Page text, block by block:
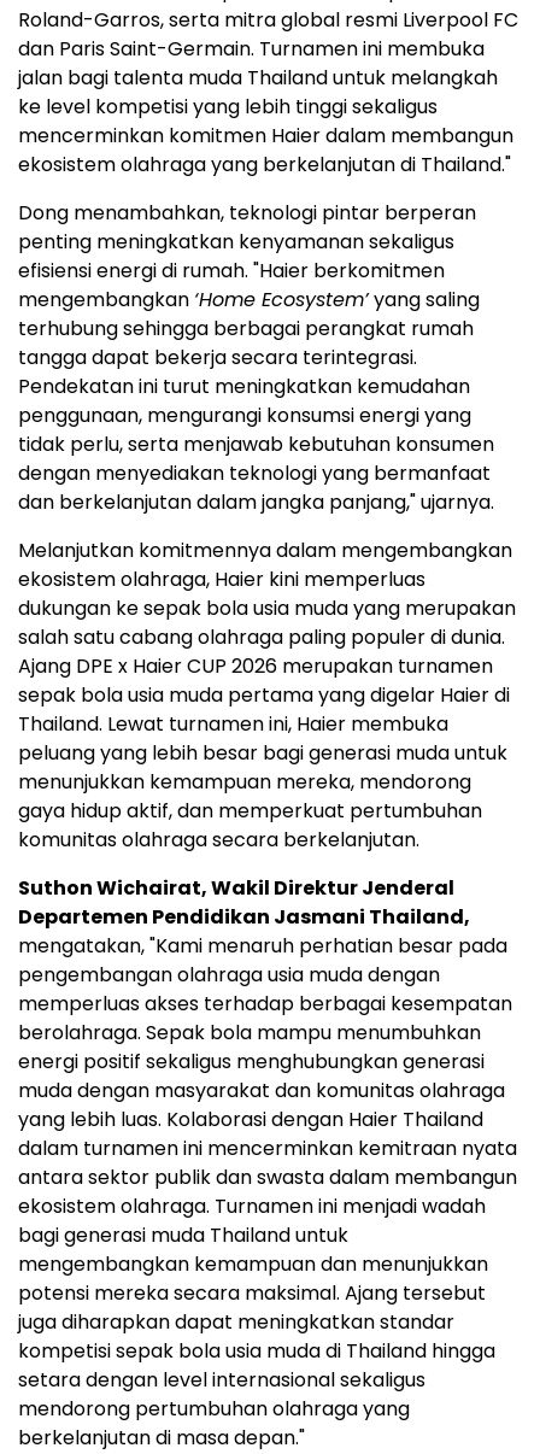
Roland-Garros, serta mitra global resmi Liverpool FC
dan Paris Saint-Germain. Turnamen ini membuka
jalan bagi talenta muda Thailand untuk melangkah
ke level kompetisi yang lebih tinggi sekaligus
mencerminkan komitmen Haier dalam membangun
ekosistem olahraga yang berkelanjutan di Thailand."
Dong menambahkan, teknologi pintar berperan
penting meningkatkan kenyamanan sekaligus
efisiensi energi di rumah. "Haier berkomitmen
mengembangkan ‘Home Ecosystem’yang saling
terhubung sehingga berbagai perangkat rumah
tangga dapat bekerja secara terintegrasi.
Pendekatan ini turut meningkatkan kemudahan
penggunaan, mengurangi konsumsi energi yang
tidak perlu, serta menjawab kebutuhan konsumen
dengan menyediakan teknologi yang bermanfaat
dan berkelanjutan dalam jangka panjang," ujarnya.
Melanjutkan komitmennya dalam mengembangkan
ekosistem olahraga, Haier kini memperluas
dukungan ke sepak bola usia muda yang merupakan
salah satu cabang olahraga paling populer di dunia.
Ajang DPE x Haier CUP 2026 merupakan turnamen
sepak bola usia muda pertama yang digelar Haier di
Thailand. Lewat turnamen ini, Haier membuka
peluang yang lebih besar bagi generasi muda untuk
menunjukkan kemampuan mereka, mendorong
gaya hidup aktif, dan memperkuat pertumbuhan
komunitas olahraga secara berkelanjutan.
Suthon Wichairat, Wakil Direktur Jenderal
Departemen Pendidikan Jasmani Thailand,
mengatakan, "Kami menaruh perhatian besar pada
pengembangan olahraga usia muda dengan
memperluas akses terhadap berbagai kesempatan
berolahraga. Sepak bola mampu menumbuhkan
energi positif sekaligus menghubungkan generasi
muda dengan masyarakat dan komunitas olahraga
yang lebih luas. Kolaborasi dengan Haier Thailand
dalam turnamen ini mencerminkan kemitraan nyata
antara sektor publik dan swasta dalam membangun
ekosistem olahraga. Turnamen ini menjadi wadah
bagi generasi muda Thailand untuk
mengembangkan kemampuan dan menunjukkan
potensi mereka secara maksimal. Ajang tersebut
juga diharapkan dapat meningkatkan standar
kompetisi sepak bola usia muda di Thailand hingga
setara dengan level internasional sekaligus
mendorong pertumbuhan olahraga yang
berkelanjutan di masa depan."